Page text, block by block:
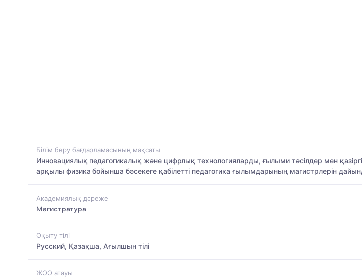
Білім беру бағдарламасының мақсаты
Инновациялық педагогикалық және цифрлық технологияларды, ғылыми тәсілдер мен
арқылы физика бойынша бәсекеге қабілетті педагогика ғылымдарының магистрлерін
Академиялық дәреже
Магистратура
Оқыту тілі
Русский, Қазақша, Ағылшын тілі
ЖОО атауы